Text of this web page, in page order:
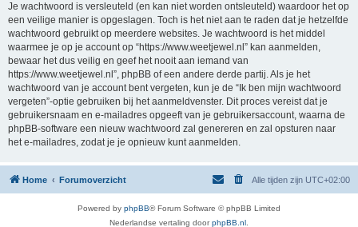
Je wachtwoord is versleuteld (en kan niet worden ontsleuteld) waardoor het op
een veilige manier is opgeslagen. Toch is het niet aan te raden dat je hetzelfde
wachtwoord gebruikt op meerdere websites. Je wachtwoord is het middel
waarmee je op je account op “https://www.weetjewel.nl” kan aanmelden,
bewaar het dus veilig en geef het nooit aan iemand van
https://www.weetjewel.nl”, phpBB of een andere derde partij. Als je het
wachtwoord van je account bent vergeten, kun je de “Ik ben mijn wachtwoord
vergeten”-optie gebruiken bij het aanmeldvenster. Dit proces vereist dat je
gebruikersnaam en e-mailadres opgeeft van je gebruikersaccount, waarna de
phpBB-software een nieuw wachtwoord zal genereren en zal opsturen naar
het e-mailadres, zodat je je opnieuw kunt aanmelden.
Home Forumoverzicht Alle tijden zijn UTC+02:00
Powered by phpBB® Forum Software © phpBB Limited
Nederlandse vertaling doorphpBB.nl